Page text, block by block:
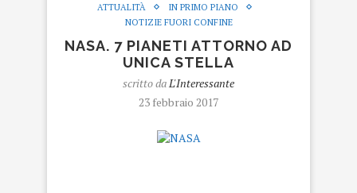
ATTUALITÀ
IN PRIMO PIANO
NOTIZIE FUORI CONFINE
NASA. 7 PIANETI ATTORNO AD
UNICA STELLA
scritto da L'Interessante
23 febbraio 2017